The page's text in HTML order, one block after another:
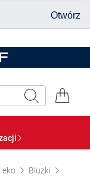
eko
Bluzki
Otwórz